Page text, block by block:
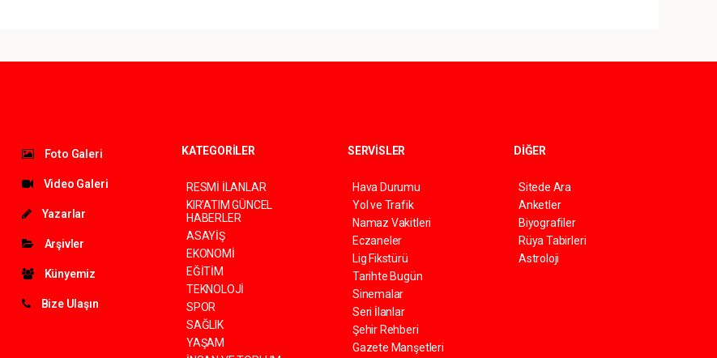
Foto Galeri
Video Galeri
Yazarlar
Arşivler
Künyemiz
Bize Ulaşın
KATEGORİLER
RESMİ İLANLAR
KIR'ATIM GÜNCEL
HABERLER
ASAYİŞ
EKONOMİ
EĞİTİM
TEKNOLOJİ
SPOR
SAĞLIK
YAŞAM
SERVİSLER
Hava Durumu
Yol ve Trafik
Namaz Vakitleri
Eczaneler
Lig Fikstürü
Tarihte Bugün
Sinemalar
Seri İlanlar
Şehir Rehberi
Gazete Manşetleri
DİĞER
Sitede Ara
Anketler
Biyografiler
Rüya Tabirleri
Astroloji